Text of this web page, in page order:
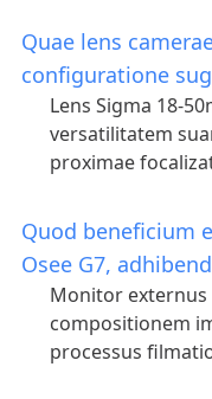
Quae lens
configuratione
Lens Sigma 18-
versatilitatem
proximae
Quod beneficium
Osee G7,
Monitor
compositionem
processus